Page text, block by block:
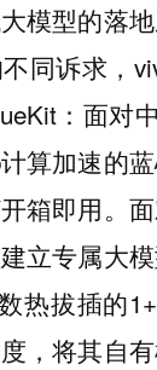
模型的落
同诉求，
：面对
算加速的
箱即用。
立专属大
热拔插的
，将其自